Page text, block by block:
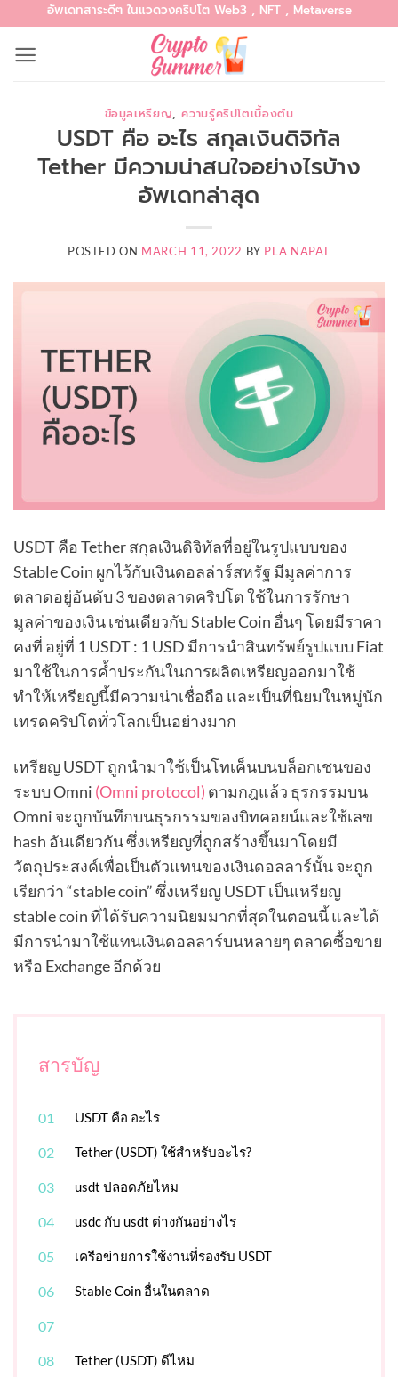
content
อัพเดทสาระดีๆ ในแวดวงคริปโต Web3 , NFT , Metaverse
ข้อมูลเหรียญ,ความรู้คริปโตเบื้องต้น
USDT คือ อะไร สกุลเงินดิจิทัล
Tether มีความน่าสนใจอย่างไรบ้าง
อัพเดทล่าสุด
POSTED ON MARCH 11, 2022 BY PLA NAPAT
USDT คือ Tether สกุลเงินดิจิทัลที่อยู่ในรูปแบบของ
Stable Coin ผูกไว้กับเงินดอลล่าร์สหรัฐ มีมูลค่าการ
ตลาดอยู่อันดับ 3 ของตลาดคริปโต ใช้ในการรักษา
มูลค่าของเงิน เช่นเดียวกับ Stable Coin อื่นๆ โดยมีราคา
คงที่ อยู่ที่ 1 USDT : 1 USD มีการนำสินทรัพย์รูปแบบ Fiat
มาใช้ในการค้ำประกันในการผลิตเหรียญออกมาใช้
ทำให้เหรียญนี้มีความน่าเชื่อถือ และเป็นที่นิยมในหมู่นัก
เทรดคริปโตทั่วโลกเป็นอย่างมาก
เหรียญ USDT ถูกนำมาใช้เป็นโทเค็นบนบล็อกเชนของ
ระบบ Omni (Omni protocol) ตามกฎแล้ว ธุรกรรมบน
Omni จะถูกบันทึกบนธุรกรรมของบิทคอยน์และใช้เลข
hash อันเดียวกัน ซึ่งเหรียญที่ถูกสร้างขึ้นมาโดยมี
วัตถุประสงค์เพื่อเป็นตัวแทนของเงินดอลลาร์นั้น จะถูก
เรียกว่า “stable coin” ซึ่งเหรียญ USDT เป็นเหรียญ
stable coin ที่ได้รับความนิยมมากที่สุดในตอนนี้ และได้
มีการนำมาใช้แทนเงินดอลลาร์บนหลายๆ ตลาดซื้อขาย
หรือ Exchange อีกด้วย
สารบัญ
USDT คือ อะไร
Tether (USDT) ใช้สำหรับอะไร?
usdt ปลอดภัยไหม
usdc กับ usdt ต่างกันอย่างไร
เครือข่ายการใช้งานที่รองรับ USDT
Stable Coin อื่นในตลาด
Tether (USDT) ดีไหม